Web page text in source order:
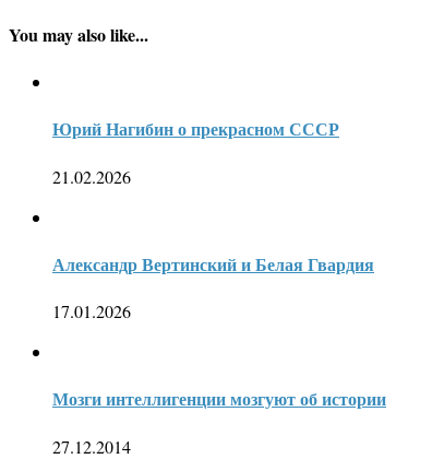
You may also like...
Юрий Нагибин о прекрасном СССР
21.02.2026
Александр Вертинский и Белая Гвардия
17.01.2026
Мозги интеллигенции мозгуют об истории
27.12.2014